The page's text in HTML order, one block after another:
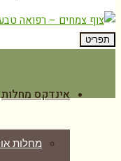
תפריט
אינדקס מחלות
מחלות